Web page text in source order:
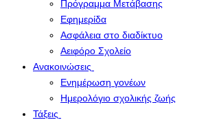
Πρόγραμμα Μετάβασης
Εφημερίδα
Ασφάλεια στο διαδίκτυο
Αειφόρο Σχολείο
Ανακοινώσεις
Ενημέρωση γονέων
Ημερολόγιο σχολικής ζωής
Τάξεις